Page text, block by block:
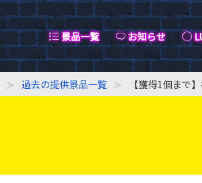
景品一覧 お知らせ
過去の提供景品一覧 【獲得1個まで